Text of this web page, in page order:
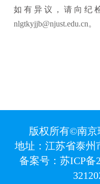
如有异议，请向纪
nlgtkyjjb@njust.edu.cn。
版权所有©南京
地址：江苏省泰州
备案号：苏ICP备